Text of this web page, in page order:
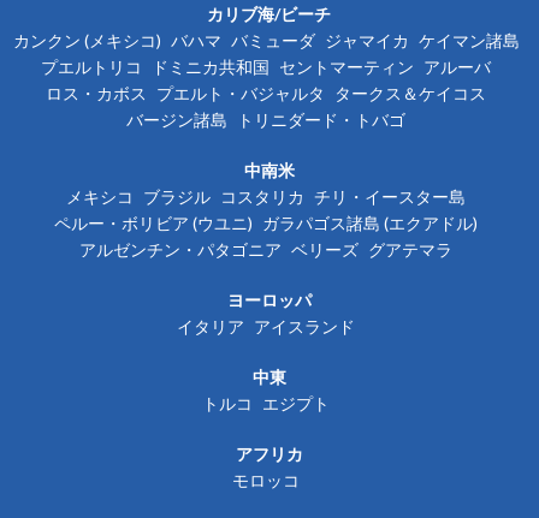
カリブ海/ビーチ
カンクン (メキシコ) バハマ バミューダ ジャマイカ ケイマン諸島
プエルトリコ
ドミニカ共和国 セントマーティン アルーバ
ロス・カボス
プエルト・バジャルタ
タークス＆ケイコス
バージン諸島
トリニダード・トバゴ
中南米
メキシコ
ブラジル コスタリカ
チリ・イースター島
ペルー・ボリビア (ウユニ) ガラパゴス諸島 (エクアドル)
アルゼンチン・パタゴニア ベリーズ グアテマラ
ヨーロッパ
イタリア アイスランド
中東
トルコ
エジプト
アフリカ
モロッコ